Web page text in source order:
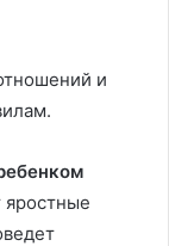
и
яростные